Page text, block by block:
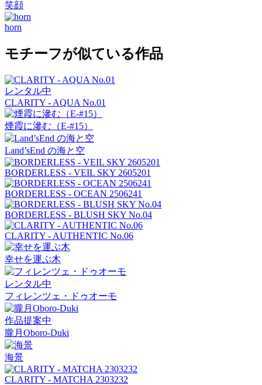
笑顔
horn
モチーフが似ている作品
レンタル中
CLARITY - AQUA No.01
煙霞に滲む（E-#15）
Land’sEnd の海と空
BORDERLESS - VEIL SKY 2605201
BORDERLESS - OCEAN 2506241
BORDERLESS - BLUSH SKY No.04
CLARITY - AUTHENTIC No.06
幸せを運ぶ木
レンタル中
フィレンツェ・ドゥオーモ
作品提案中
朧月Oboro-Duki
海景
CLARITY - MATCHA 2303232